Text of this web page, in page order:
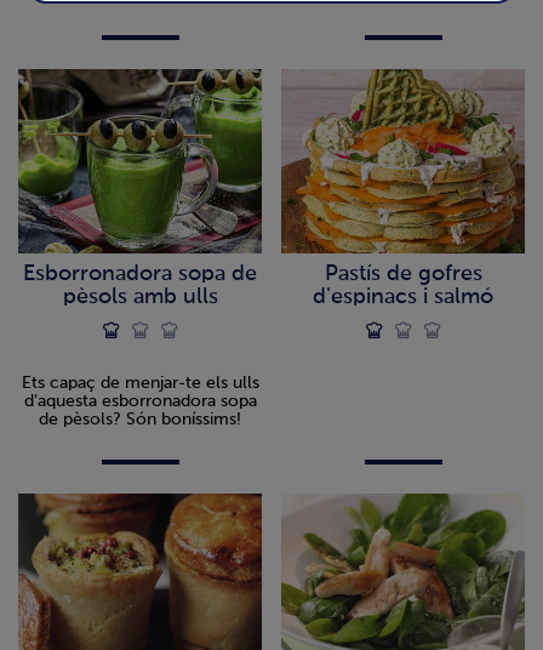
Esborronadora sopa de
pèsols amb ulls
Ets capaç de menjar-te els ulls
d'aquesta esborronadora sopa
de pèsols? Són boníssims!
Pastís de gofres
d'espinacs i salmó